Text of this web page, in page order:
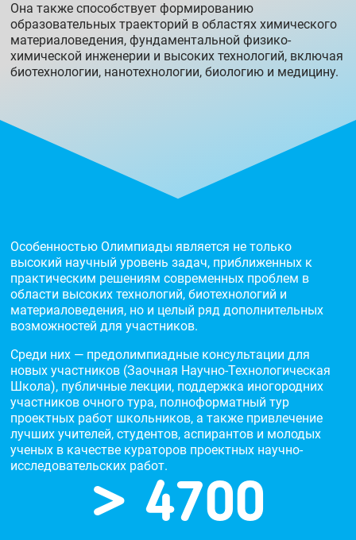
Она также способствует формированию
образовательных траекторий в областях химического
материаловедения, фундаментальной физико-
химической инженерии и высоких технологий, включая
биотехнологии, нанотехнологии, биологию и медицину.
Особенностью Олимпиады является не только
высокий научный уровень задач, приближенных к
практическим решениям современных проблем в
области высоких технологий, биотехнологий и
материаловедения, но и целый ряд дополнительных
возможностей для участников.
Среди них — предолимпиадные консультации для
новых участников (Заочная Научно-Технологическая
Школа), публичные лекции, поддержка иногородних
участников очного тура, полноформатный тур
проектных работ школьников, а также привлечение
лучших учителей, студентов, аспирантов и молодых
ученых в качестве кураторов проектных научно-
исследовательских работ.
> 4700